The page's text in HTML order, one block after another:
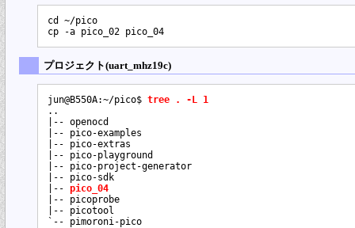
cd ~/pico
cp -a pico_02 pico_04
プロジェクト(uart_mhz19c)
jun@B550A:~/pico$ tree . -L 1
..
|-- openocd
|-- pico-examples
|-- pico-extras
|-- pico-playground
|-- pico-project-generator
|-- pico-sdk
|-- pico_04
|-- picoprobe
|-- picotool
`-- pimoroni-pico